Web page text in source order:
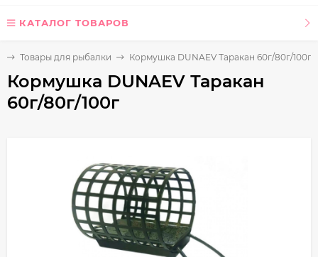
КАТАЛОГ ТОВАРОВ
Товары для рыбалки Кормушка DUNAEV Таракан 60г/80г/100г
Кормушка DUNAEV Таракан
60г/80г/100г